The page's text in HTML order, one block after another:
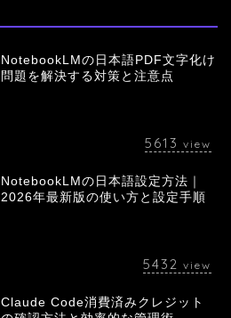
NotebookLMの日本語PDF文字化け
問題を解決する対策と注意点
5613 view
NotebookLMの日本語設定方法｜
2026年最新版の使い方と設定手順
5432 view
Claude Code消費済みクレジット
会社概要
採用情報